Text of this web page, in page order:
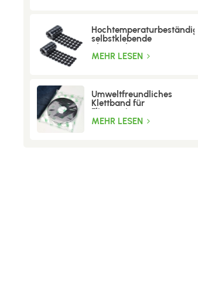
Hochtemperaturbeständige
selbstklebende
Klettpunkte
MEHR LESEN
Umweltfreundliches
Klettband für
Fliegengitter
MEHR LESEN